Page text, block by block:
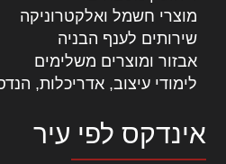
מוצרי חשמל ואלקטרוניקה
שירותים לענף הבניה
אבזור ומוצרים משלימים
לימודי עיצוב, אדריכלות,
אינדקס לפי עיר